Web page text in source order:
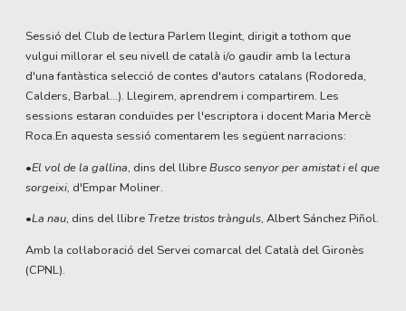
Sessió del Club de lectura Parlem llegint, dirigit a tothom que
vulgui millorar el seu nivell de català i/o gaudir amb la lectura
d'una fantàstica selecció de contes d'autors catalans (Rodoreda,
Calders, Barbal...). Llegirem, aprendrem i compartirem. Les
sessions estaran conduïdes per l'escriptora i docent Maria Mercè
Roca.En aquesta sessió comentarem les següent narracions:
•El vol de la gallina, dins del llibreBusco senyor per amistat i el que
sorgeixi, d'Empar Moliner.
•La nau, dins del llibre Tretze tristos trànguls, Albert Sánchez Piñol.
Amb la col·laboració del Servei comarcal del Català del Gironès
(CPNL).